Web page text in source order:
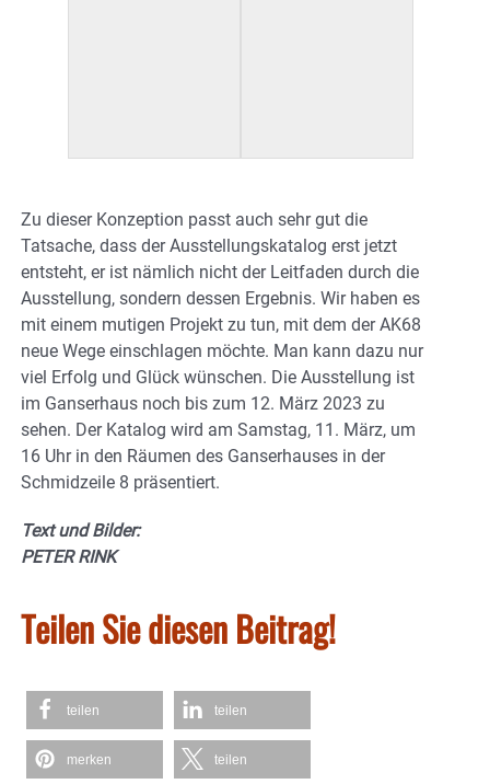
Zu dieser Konzeption passt auch sehr gut die
Tatsache, dass der Ausstellungskatalog erst jetzt
entsteht, er ist nämlich nicht der Leitfaden durch die
Ausstellung, sondern dessen Ergebnis. Wir haben es
mit einem mutigen Projekt zu tun, mit dem der AK68
neue Wege einschlagen möchte. Man kann dazu nur
viel Erfolg und Glück wünschen. Die Ausstellung ist
im Ganserhaus noch bis zum 12. März 2023 zu
sehen. Der Katalog wird am Samstag, 11. März, um
16 Uhr in den Räumen des Ganserhauses in der
Schmidzeile 8 präsentiert.
Text und Bilder:
PETER RINK
Teilen Sie diesen Beitrag!
teilen teilen
merken teilen